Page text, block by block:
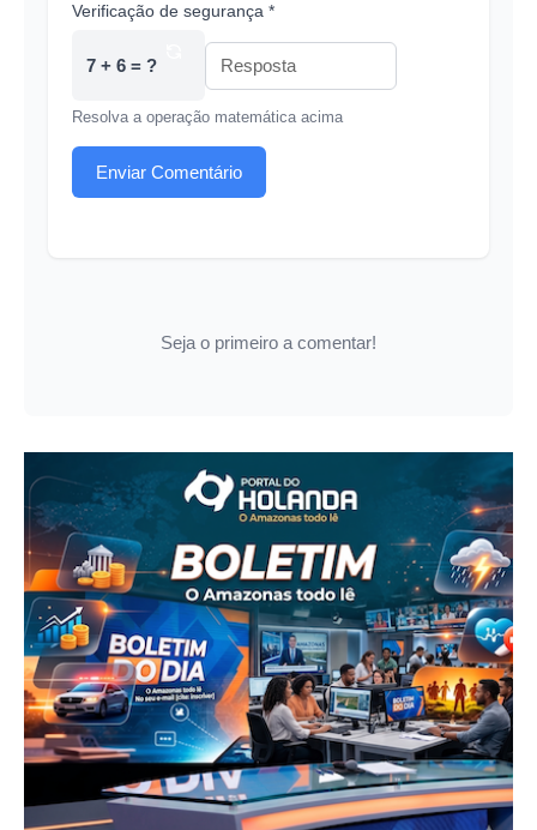
Verificação de segurança *
7 + 6 = ?
Resolva a operação matemática acima
Enviar Comentário
Seja o primeiro a comentar!